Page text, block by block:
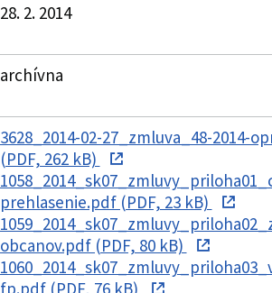
28. 2. 2014
archívna
3628_2014-02-27_zmluva_48-2014-
(PDF, 262 kB)
prehlasenie.pdf (PDF, 23 kB)
obcanov.pdf (PDF, 80 kB)
fp.pdf (PDF, 76 kB)